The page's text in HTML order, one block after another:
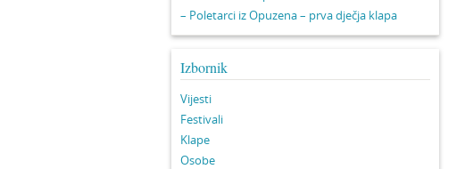
– Poletarci iz Opuzena – prva dječja klapa
Izbornik
Vijesti
Festivali
Klape
Osobe